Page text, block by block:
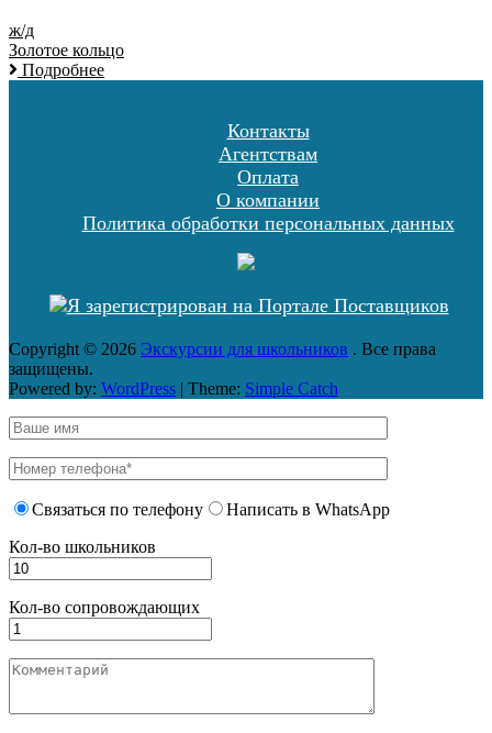
ж/д
Золотое кольцо
Подробнее
Контакты
Агентствам
Оплата
О компании
Политика обработки персональных данных
Copyright © 2026 Экскурсии для школьников . Все права
защищены.
Powered by: WordPress | Theme: Simple Catch
Связаться по телефону
Написать в WhatsApp
Кол-во школьников
Кол-во сопровождающих